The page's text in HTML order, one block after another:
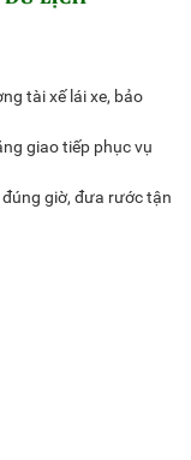
tài xế lái xe, bảo
giao tiếp phục vụ
giờ, đưa rước tận